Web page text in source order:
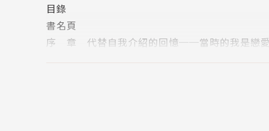
目錄
書名頁
序 章 代替自我介紹的回憶──當時的我是戀